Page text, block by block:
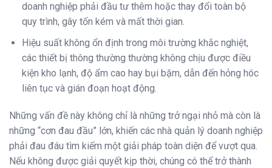
doanh nghiệp phải đầu tư thêm hoặc thay đổi toàn bộ
quy trình, gây tốn kém và mất thời gian.
Hiệu suất không ổn định trong môi trường khắc nghiệt,
các thiết bị thông thường thường không chịu được điều
kiện kho lạnh, độ ẩm cao hay bụi bặm, dẫn đến hỏng hóc
liên tục và gián đoạn hoạt động.
Những vấn đề này không chỉ là những trở ngại nhỏ mà còn là
những “cơn đau đầu” lớn, khiến các nhà quản lý doanh nghiệp
phải đau đáu tìm kiếm một giải pháp toàn diện để vượt qua.
Nếu không được giải quyết kịp thời, chúng có thể trở thành